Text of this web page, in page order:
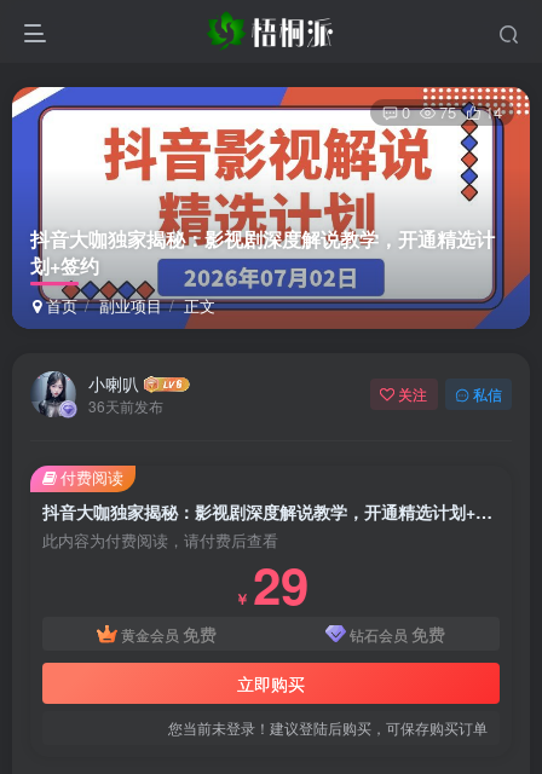
抖音大咖独家揭秘：影视剧深度解说教学，开通精选计
划+签约
首页 副业项目 正文
0 75 14
小喇叭
36天前发布
关注 私信
抖音大咖独家揭秘：影视剧深度解说教学，开通精选计划+签约
此内容为付费阅读，请付费后查看
￥ 29
黄金会员 免费 钻石会员 免费
立即购买
您当前未登录！建议登陆后购买，可保存购买订单
付费阅读